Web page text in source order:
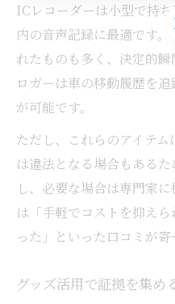
ICレコーダーは小型で持
内の音声記録に最適です
れたものも多く、決定的
ロガーは車の移動履歴を
が可能です。
ただし、これらのアイテ
は違法となる場合もある
し、必要な場合は専門家
は「手軽でコストを抑え
った」といった口コミが寄
グッズ活用で証拠を集め
お気軽にお問